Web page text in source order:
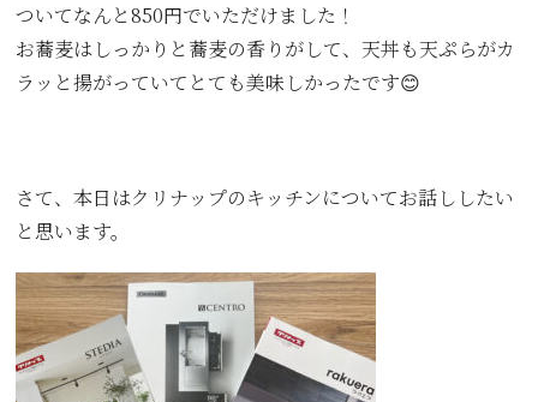
ついてなんと850円でいただけました！
お蕎麦はしっかりと蕎麦の香りがして、天丼も天ぷらがカ
ラッと揚がっていてとても美味しかったです😊
さて、本日はクリナップのキッチンについてお話ししたい
と思います。